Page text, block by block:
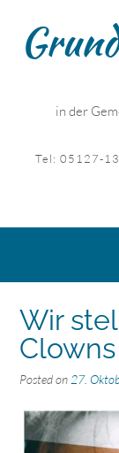
content
in der
Tel: 05127-
Wir
Posted on 27.